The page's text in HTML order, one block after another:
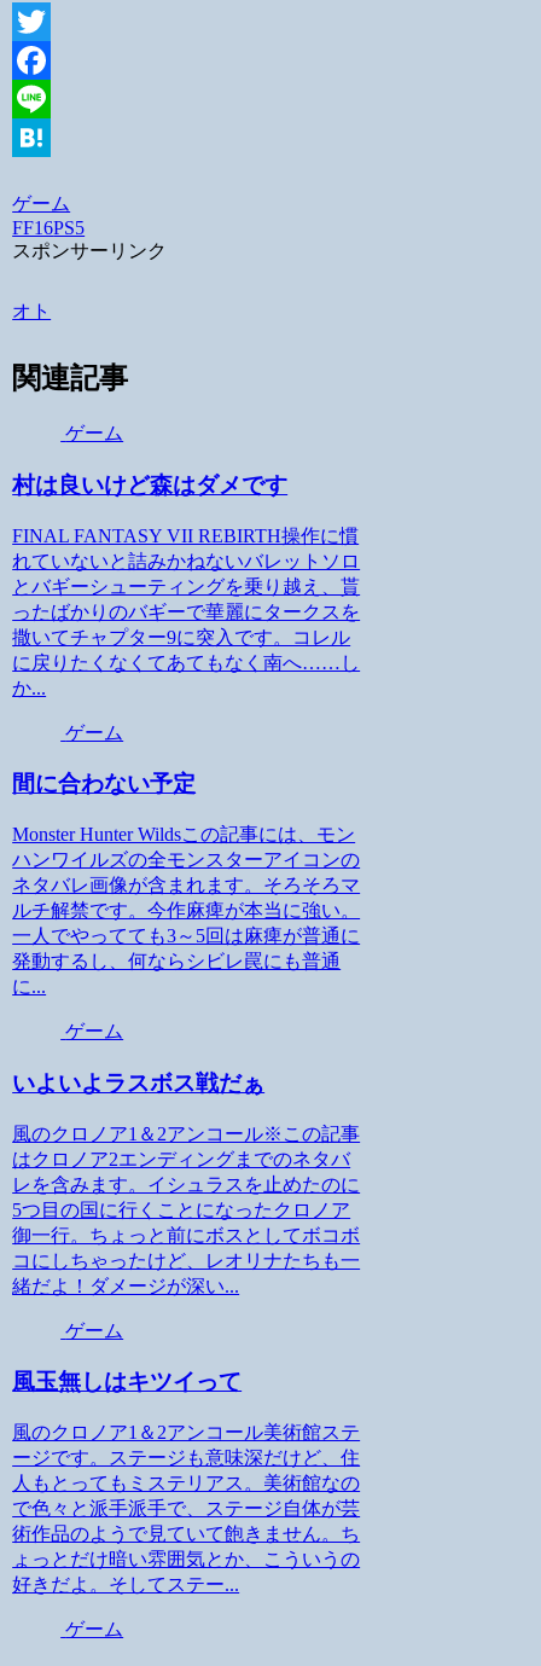
Twitter
Facebook
Line
ゲーム
FF16PS5
スポンサーリンク
オト
関連記事
ゲーム
村は良いけど森はダメです
FINAL FANTASY VII REBIRTH操作に慣
れていないと詰みかねないバレットソロ
とバギーシューティングを乗り越え、貰
ったばかりのバギーで華麗にタークスを
撒いてチャプター9に突入です。コレル
に戻りたくなくてあてもなく南へ……し
か...
ゲーム
間に合わない予定
Monster Hunter Wildsこの記事には、モン
ハンワイルズの全モンスターアイコンの
ネタバレ画像が含まれます。そろそろマ
ルチ解禁です。今作麻痺が本当に強い。
一人でやってても3～5回は麻痺が普通に
発動するし、何ならシビレ罠にも普通
に...
ゲーム
いよいよラスボス戦だぁ
風のクロノア1＆2アンコール※この記事
はクロノア2エンディングまでのネタバ
レを含みます。イシュラスを止めたのに
5つ目の国に行くことになったクロノア
御一行。ちょっと前にボスとしてボコボ
コにしちゃったけど、レオリナたちも一
緒だよ！ダメージが深い...
ゲーム
風玉無しはキツイって
風のクロノア1＆2アンコール美術館ステ
ージです。ステージも意味深だけど、住
人もとってもミステリアス。美術館なの
で色々と派手派手で、ステージ自体が芸
術作品のようで見ていて飽きません。ち
ょっとだけ暗い雰囲気とか、こういうの
好きだよ。そしてステー...
ゲーム